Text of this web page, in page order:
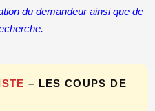
du demandeur ainsi que de
– LES COUPS DE